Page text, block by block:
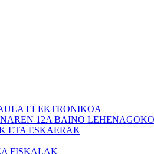
ELEKTRONIKOA
12A BAINO
ETA ESKAERAK
FISKALAK